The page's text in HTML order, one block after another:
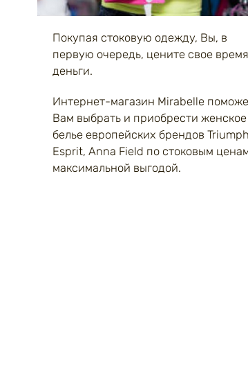
Покупая стоковую одежду, Вы, в
первую очередь, цените свое
деньги.
Интернет-магазин Mirabelle
Вам выбрать и приобрести женское
белье европейских брендов
Esprit, Anna Field по стоковым
максимальной выгодой.